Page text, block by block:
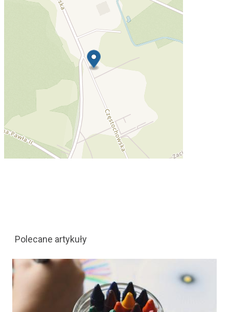
Polecane artykuły